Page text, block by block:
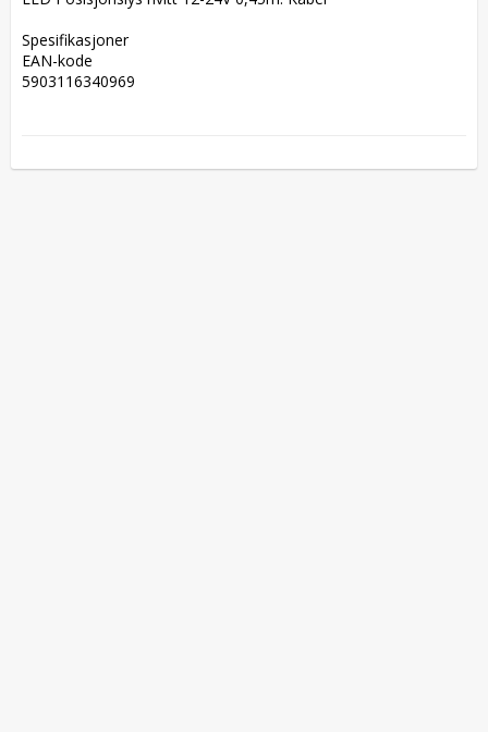
Spesifikasjoner
EAN-kode
5903116340969